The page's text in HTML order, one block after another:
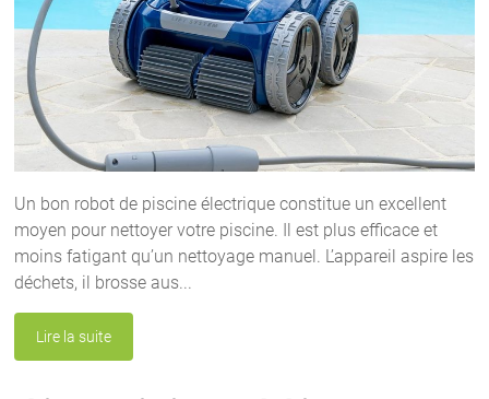
Un bon robot de piscine électrique constitue un excellent
moyen pour nettoyer votre piscine. Il est plus efficace et
moins fatigant qu’un nettoyage manuel. L’appareil aspire les
déchets, il brosse aus...
Lire la suite